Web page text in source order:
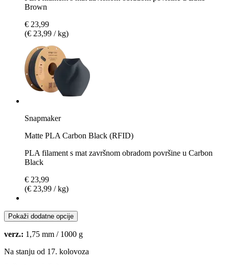
Brown
€ 23,99
(€ 23,99 / kg)
Snapmaker
Matte PLA Carbon Black (RFID)
PLA filament s mat završnom obradom površine u Carbon
Black
€ 23,99
(€ 23,99 / kg)
Pokaži dodatne opcije
verz.: 1,75 mm / 1000 g
Na stanju od 17. kolovoza